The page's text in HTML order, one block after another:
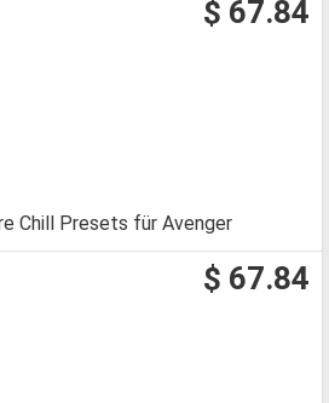
$ 67.84
Chill Presets für Avenger
$ 67.84